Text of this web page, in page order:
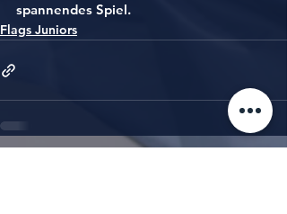
spannendes Spiel.
Flags Juniors